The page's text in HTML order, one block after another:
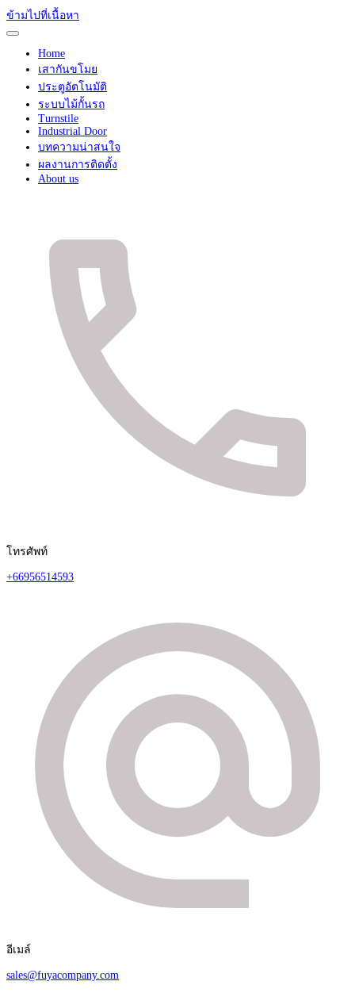
ข้ามไปที่เนื้อหา
Home
เสากันขโมย
ประตูอัตโนมัติ
ระบบไม้กั้นรถ
Turnstile
Industrial Door
บทความน่าสนใจ
ผลงานการติดตั้ง
About us
โทรศัพท์
+66956514593
อีเมล์
sales@fuyacompany.com